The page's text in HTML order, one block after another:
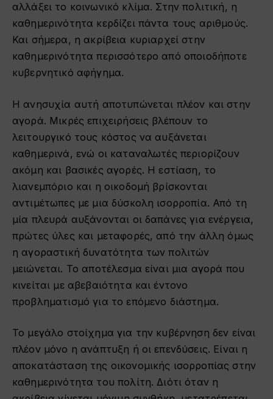
αλλάξει το κοινωνικό κλίμα. Στην πολιτική, η
καθημερινότητα κερδίζει πάντα τους αριθμούς.
Και σήμερα, η ακρίβεια κυριαρχεί στην
καθημερινότητα περισσότερο από οποιοδήποτε
κυβερνητικό αφήγημα.
Η ανησυχία αυτή αποτυπώνεται πλέον και στην
αγορά. Μικρές επιχειρήσεις βλέπουν το
λειτουργικό τους κόστος να αυξάνεται
καθημερινά, ενώ οι καταναλωτές περιορίζουν
ακόμη και βασικές αγορές. Η εστίαση, το
λιανεμπόριο και η οικοδομή βρίσκονται
αντιμέτωπες με μια δύσκολη ισορροπία. Από τη
μία πλευρά αυξάνονται οι δαπάνες για ενέργεια,
πρώτες ύλες και μεταφορές, από την άλλη όμως
η αγοραστική δυνατότητα των πολιτών
μειώνεται. Το αποτέλεσμα είναι μια αγορά που
κινείται με αβεβαιότητα και έντονο
προβληματισμό για το επόμενο διάστημα.
Το μεγάλο στοίχημα για την κυβέρνηση δεν είναι
πλέον μόνο η ανάπτυξη ή οι επενδύσεις. Είναι η
αποκατάσταση της οικονομικής ισορροπίας στην
καθημερινότητα του πολίτη. Διότι όταν η